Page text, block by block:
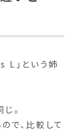
L」という姉
。
ので、比較して